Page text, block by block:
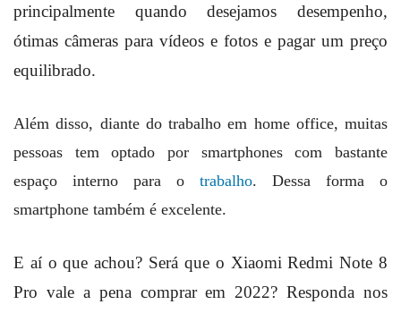
principalmente quando desejamos desempenho,
ótimas câmeras para vídeos e fotos e pagar um preço
equilibrado.
Além disso, diante do trabalho em home office, muitas
pessoas tem optado por smartphones com bastante
espaço interno para o trabalho. Dessa forma o
smartphone também é excelente.
E aí o que achou? Será que o Xiaomi Redmi Note 8
Pro vale a pena comprar em 2022? Responda nos